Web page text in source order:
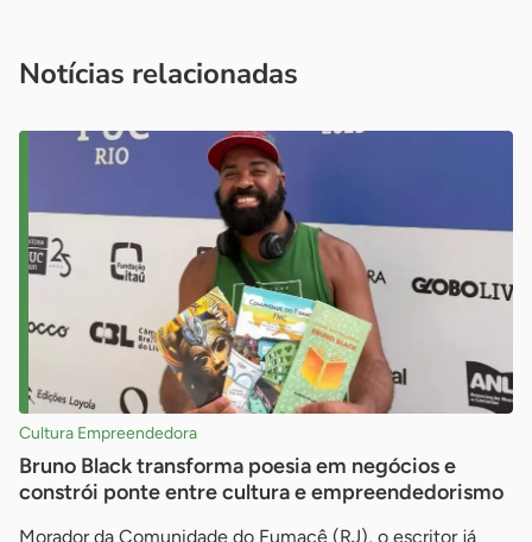
Notícias relacionadas
Cultura Empreendedora
Bruno Black transforma poesia em negócios e
constrói ponte entre cultura e empreendedorismo
Morador da Comunidade do Fumacê (RJ), o escritor já